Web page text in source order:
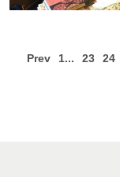
Prev 1... 23 24